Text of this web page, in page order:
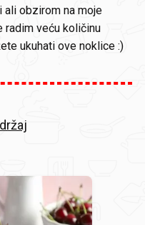
obzirom na moje
radim veću količinu
ukuhati ove noklice :)